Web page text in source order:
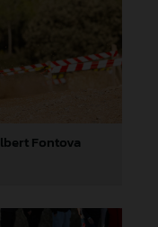
Fontova